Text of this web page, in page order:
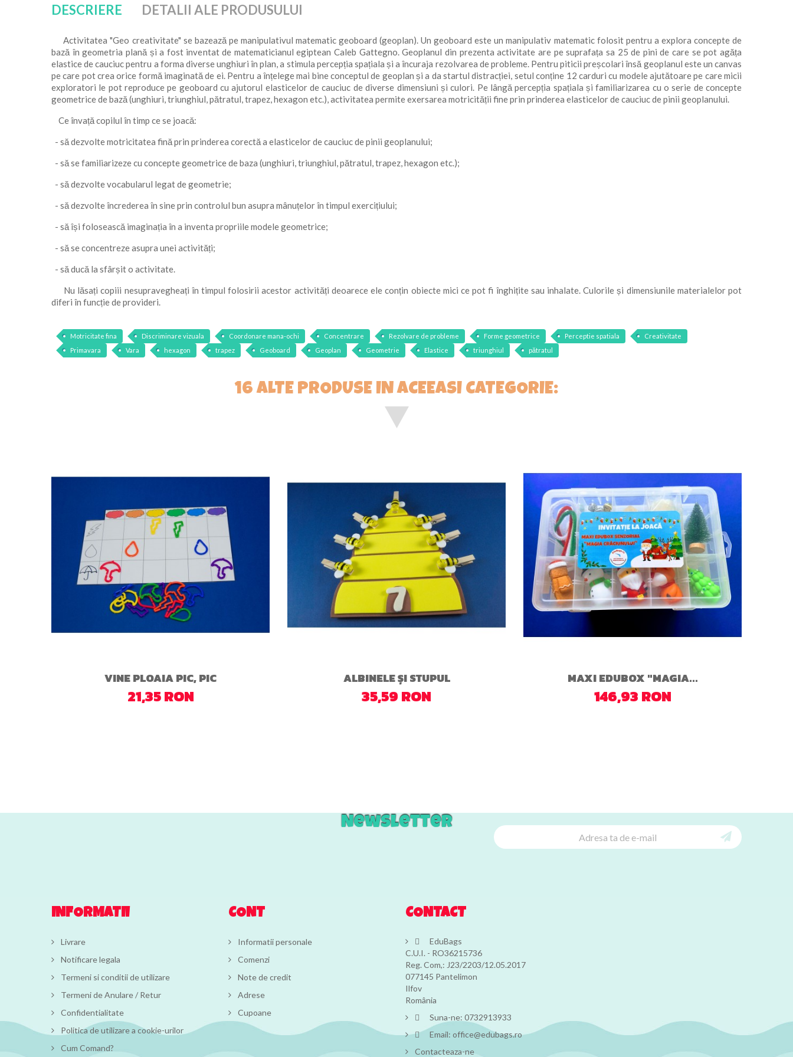
DESCRIERE DETALII ALE PRODUSULUI
Activitatea "Geo creativitate" se bazează pe manipulativul matematic geoboard (geoplan). Un geoboard este un manipulativ matematic folosit pentru a explora concepte de
bază în geometria plană și a fost inventat de matematicianul egiptean Caleb Gattegno. Geoplanul din prezenta activitate are pe suprafața sa 25 de pini de care se pot agăța
elastice de cauciuc pentru a forma diverse unghiuri în plan, a stimula percepția spațiala și a încuraja rezolvarea de probleme. Pentru piticii preșcolari însă geoplanul este un canvas
pe care pot crea orice formă imaginată de ei. Pentru a înțelege mai bine conceptul de geoplan și a da startul distracției, setul conține 12 carduri cu modele ajutătoare pe care micii
exploratori le pot reproduce pe geoboard cu ajutorul elasticelor de cauciuc de diverse dimensiuni și culori. Pe lângă percepția spațiala și familiarizarea cu o serie de concepte
geometrice de bază (unghiuri, triunghiul, pătratul, trapez, hexagon etc.), activitatea permite exersarea motricității fine prin prinderea elasticelor de cauciuc de pinii geoplanului.
Ce învață copilul în timp ce se joacă:
- să dezvolte motricitatea fină prin prinderea corectă a elasticelor de cauciuc de pinii geoplanului;
- să se familiarizeze cu concepte geometrice de baza (unghiuri, triunghiul, pătratul, trapez, hexagon etc.);
- să dezvolte vocabularul legat de geometrie;
- să dezvolte încrederea în sine prin controlul bun asupra mânuțelor în timpul exercițiului;
- să își folosească imaginația în a inventa propriile modele geometrice;
- să se concentreze asupra unei activități;
- să ducă la sfârșit o activitate.
Nu lăsați copiii nesupravegheați în timpul folosirii acestor activități deoarece ele conțin obiecte mici ce pot fi înghițite sau inhalate. Culorile și dimensiunile materialelor pot
diferi în funcție de provideri.
Motricitate fina Discriminare vizuala Coordonare mana-ochi Concentrare Rezolvare de probleme Forme geometrice Perceptie spatiala
Creativitate
Primavara
Vara hexagon trapez Geoboard Geoplan Geometrie Elastice triunghiul pătratul
16 ALTE PRODUSE IN ACEEASI CATEGORIE:
VINE PLOAIA PIC, PIC
21,35 RON
ALBINELE ȘI STUPUL
35,59 RON
MAXI EDUBOX "MAGIA...
146,93 RON
Newsletter
INFORMATII
Livrare
Notificare legala
Termeni si conditii de utilizare
Termeni de Anulare / Retur
Confidentialitate
Politica de utilizare a cookie-urilor
Cum Comand?
CONT
Informatii personale
Comenzi
Note de credit
Adrese
Cupoane
CONTACT

EduBags
C.U.I. - RO36215736
Reg. Com,: J23/2203/12.05.2017
077145 Pantelimon
Ilfov
România
 Suna-ne: 0732913933
 Email: office@edubags.ro
Contacteaza-ne